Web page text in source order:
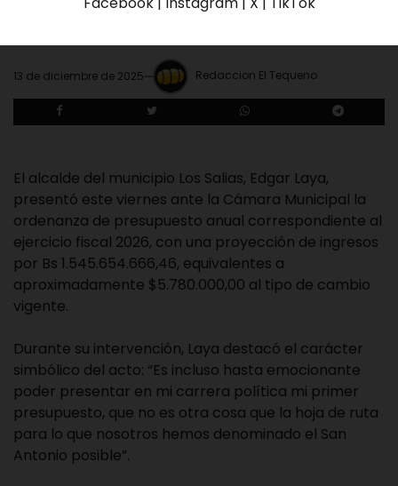
millones
13 de diciembre de 2025 Redaccion El Tequeno
El alcalde del municipio Los Salias, Edgar Laya,
presentó este viernes ante la Cámara Municipal la
ordenanza de presupuesto anual correspondiente al
ejercicio fiscal 2026, con una proyección de ingresos
por Bs 1.545.654.666,46, equivalentes a
aproximadamente $5.780.000,00 al tipo de cambio
vigente.
Durante su intervención, Laya destacó el carácter
simbólico del acto: “Es incluso hasta emocionante
poder presentar en mi carrera política mi primer
presupuesto, que no es otra cosa que la hoja de ruta
para lo que nosotros hemos denominado el San
Antonio posible”.